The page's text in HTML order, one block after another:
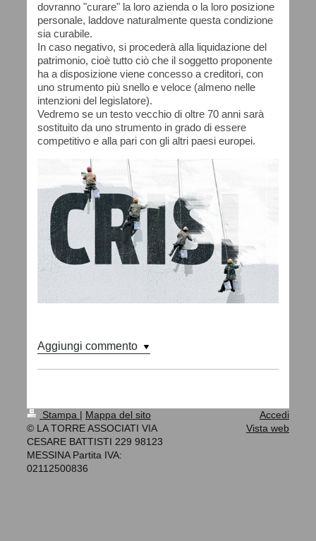
dovranno "curare" la loro azienda o la loro posizione
personale, laddove naturalmente questa condizione
sia curabile.
In caso negativo, si procederà alla liquidazione del
patrimonio, cioè tutto ciò che il soggetto proponente
ha a disposizione viene concesso a creditori, con
uno strumento più snello e veloce (almeno nelle
intenzioni del legislatore).
Vedremo se un testo vecchio di oltre 70 anni sarà
sostituito da uno strumento in grado di essere
competitivo e alla pari con gli altri paesi europei.
Aggiungi commento
Stampa | Mappa del sito
© LA TORRE ASSOCIATI VIA
CESARE BATTISTI 229 98123
MESSINA Partita IVA:
02112500836
Accedi
Vista web